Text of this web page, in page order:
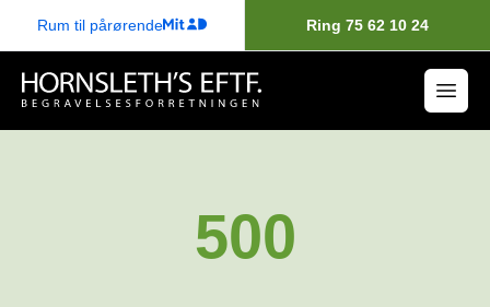
Rum til pårørende Ring 75 62 10 24
500